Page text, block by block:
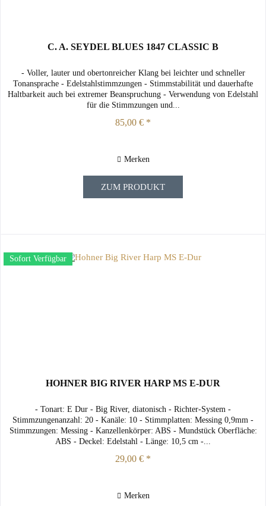
C. A. SEYDEL BLUES 1847 CLASSIC B
- Voller, lauter und obertonreicher Klang bei leichter und schneller
Tonansprache - Edelstahlstimmzungen - Stimmstabilität und dauerhafte
Haltbarkeit auch bei extremer Beanspruchung - Verwendung von Edelstahl
für die Stimmzungen und...
85,00 € *
Merken
ZUM PRODUKT
Sofort Verfügbar
HOHNER BIG RIVER HARP MS E-DUR
- Tonart: E Dur - Big River, diatonisch - Richter-System -
Stimmzungenanzahl: 20 - Kanäle: 10 - Stimmplatten: Messing 0,9mm -
Stimmzungen: Messing - Kanzellenkörper: ABS - Mundstück Oberfläche:
ABS - Deckel: Edelstahl - Länge: 10,5 cm -...
29,00 € *
Merken